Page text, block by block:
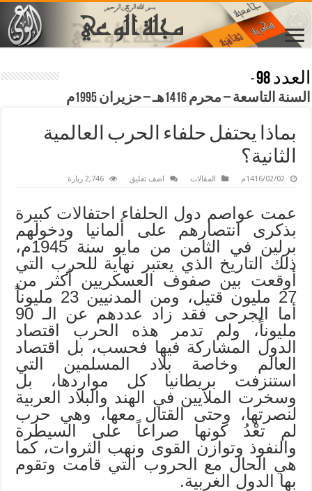
العدد 98
-
السنة التاسعة – محرم 1416هـ – حزيران 1995م
بماذا يحتفل حلفاء الحرب العالمية
الثانية؟
1416/02/02م المقالات اضف تعليق 2,746 زيارة
عمت عواصم دول الحلفاء احتفالات كبيرة
بذكرى انتصارهم على ألمانيا ودخولهم
برلين في الثامن من مايو سنة 1945م،
ذلك التاريخ الذي يعتبر نهاية للحرب التي
أوقعت بين صفوف العسكريين أكثر من
27 مليون قتيل، ومن المدنيين 23 مليوناً
أما الجرحى فقد زاد عددهم عن الـ 90
مليوناً، ولم تدمر هذه الحرب اقتصاد
الدول المشاركة فيها فحسب، بل اقتصاد
العالم وخاصة بلاد المسلمين التي
استنزفت بريطانيا كل مواردها، بل
وسخرت الملايين في الهند والبلاد العربية
لنصرتها، وحتى القتال معها، وهي حرب
لم تعْدُ كونها صراعاً على السيطرة
والنفوذ وتوازن القوى ونهب الثروات، كما
هي الحال مع الحروب التي قامت وتقوم
بها الدول الغربية.